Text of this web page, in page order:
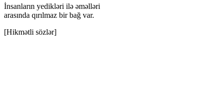
İnsanların yedikləri ilə əməlləri
arasında qırılmaz bir bağ var.
[Hikmətli sözlər]